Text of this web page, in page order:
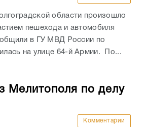
области произошло
пешехода и автомобиля
в ГУ МВД России по
на улице 64-й Армии. По...
Мелитополя по делу
Комментарии